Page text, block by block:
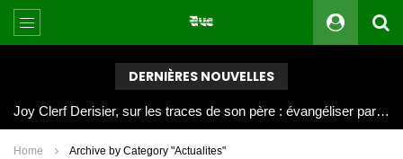
DERNIÈRES NOUVELLES
Joy Clerf Derisier, sur les traces de son père : évangéliser par la musique
Home Archive by Category "Actualites"